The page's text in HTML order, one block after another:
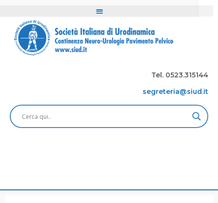
Tel. 0523.315144
segreteria@siud.it